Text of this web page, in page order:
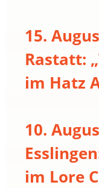
15.
Rastatt:
im Hatz
10.
im Lore